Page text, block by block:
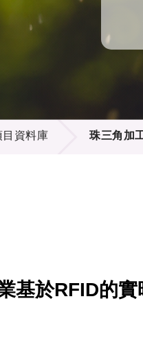
供應商登記
項目資料庫
多媒體
出版刊物
目資料庫 珠三角加
基於RFID的